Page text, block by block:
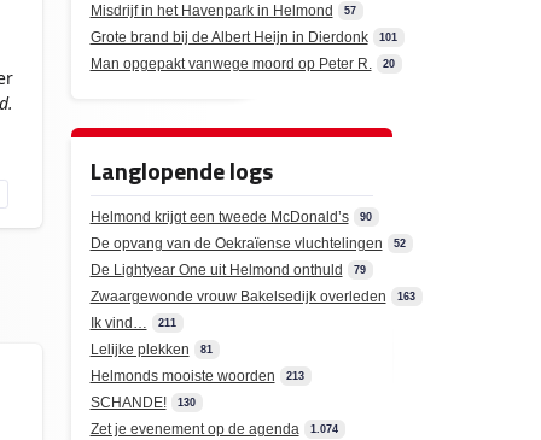
Misdrijf in het Havenpark in Helmond 57
Grote brand bij de Albert Heijn in Dierdonk 101
Man opgepakt vanwege moord op Peter R. 20
Langlopende logs
Helmond krijgt een tweede McDonald’s 90
De opvang van de Oekraïense vluchtelingen 52
De Lightyear One uit Helmond onthuld 79
Zwaargewonde vrouw Bakelsedijk overleden 163
Ik vind… 211
Lelijke plekken 81
Helmonds mooiste woorden 213
SCHANDE! 130
Zet je evenement op de agenda 1.074